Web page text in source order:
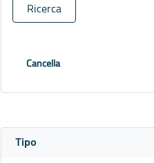
Ricerca
Cancella
Tipo